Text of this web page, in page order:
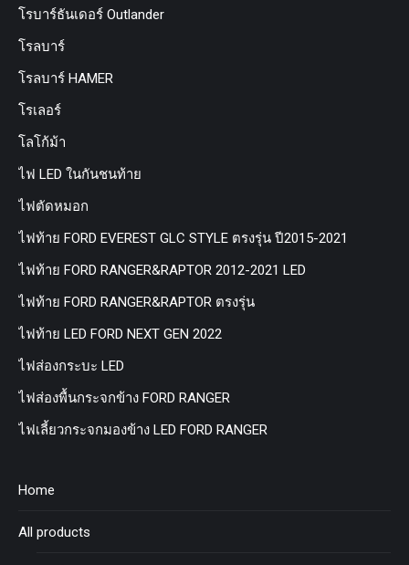
โรบาร์ธันเดอร์ Outlander
โรลบาร์
โรลบาร์ HAMER
โรเลอร์
โลโก้ม้า
ไฟ LED ในกันชนท้าย
ไฟตัดหมอก
ไฟท้าย FORD EVEREST GLC STYLE ตรงรุ่น ปี2015-2021
ไฟท้าย FORD RANGER&RAPTOR 2012-2021 LED
ไฟท้าย FORD RANGER&RAPTOR ตรงรุ่น
ไฟท้าย LED FORD NEXT GEN 2022
ไฟส่องกระบะ LED
ไฟส่องพื้นกระจกข้าง FORD RANGER
ไฟเลี้ยวกระจกมองข้าง LED FORD RANGER
Home
All products